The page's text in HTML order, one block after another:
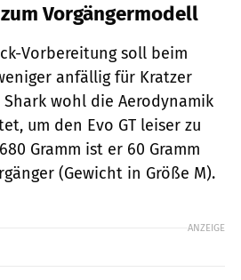
Vorgängermodell
Vorbereitung soll beim
anfällig für Kratzer
wohl die Aerodynamik
um den Evo GT leiser zu
Gramm ist er 60 Gramm
(Gewicht in Größe M).
ANZEIGE